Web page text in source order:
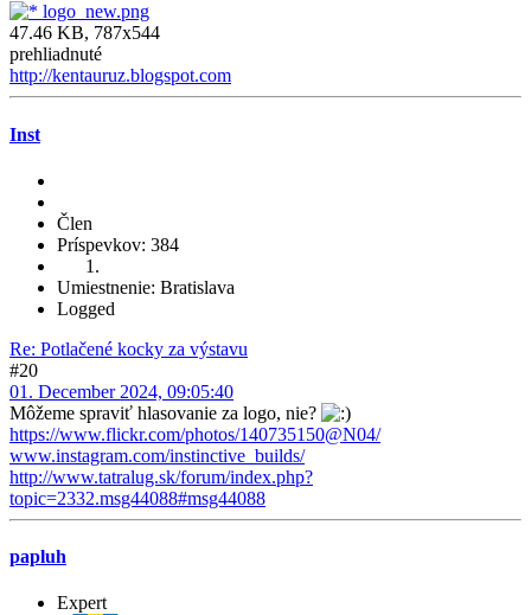
logo_new.png
47.46 KB, 787x544
prehliadnuté
http://kentauruz.blogspot.com
Inst
Člen
Príspevkov: 384
Umiestnenie: Bratislava
Logged
Re: Potlačené kocky za výstavu
#20
01. December 2024, 09:05:40
Môžeme spraviť hlasovanie za logo, nie?
https://www.flickr.com/photos/140735150@N04/
www.instagram.com/instinctive_builds/
http://www.tatralug.sk/forum/index.php?
topic=2332.msg44088#msg44088
papluh
Expert